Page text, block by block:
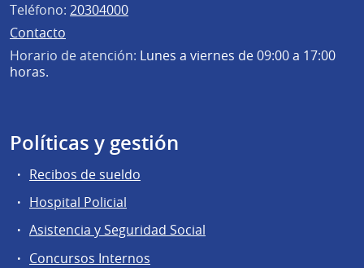
Teléfono: 20304000
Contacto
Horario de atención: Lunes a viernes de 09:00 a 17:00
horas.
Políticas y gestión
Recibos de sueldo
Hospital Policial
Asistencia y Seguridad Social
Concursos Internos